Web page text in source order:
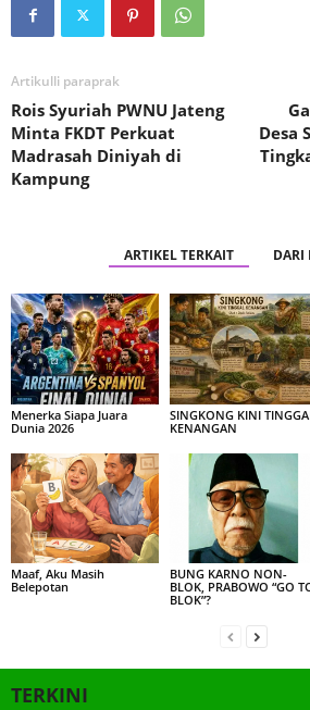
Artikulli paraprak
Rois Syuriah PWNU Jateng
Minta FKDT Perkuat
Madrasah Diniyah di
Kampung
Desa
ARTIKEL TERKAIT DARI
Menerka Siapa Juara
Dunia 2026
SINGKONG KINI
KENANGAN
Maaf, Aku Masih
Belepotan
BUNG KARNO NON-
BLOK, PRABOWO “GO
BLOK”?
TERKINI